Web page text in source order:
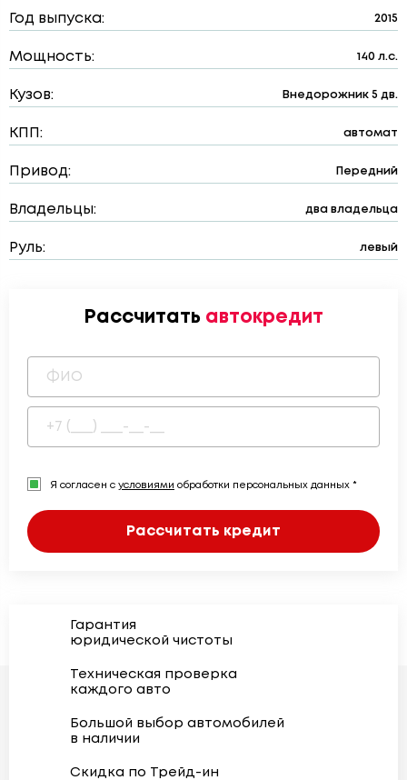
Год выпуска: 2015
Мощность: 140 л.с.
Кузов: Внедорожник 5 дв.
КПП: автомат
Привод: Передний
Владельцы: два владельца
Руль: левый
Рассчитать автокредит
Я согласен с условиями обработки персональных данных *
Рассчитать кредит
Гарантия
юридической чистоты
Техническая проверка
каждого авто
Большой выбор автомобилей
в наличии
Скидка по Трейд-ин